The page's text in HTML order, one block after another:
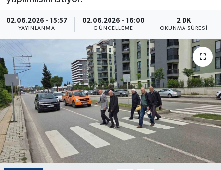
02.06.2026 - 15:57
YAYINLANMA
02.06.2026 - 16:00
GÜNCELLEME
2 DK
OKUNMA SÜRESI
Canlı Maç
ÇEVRE
Dış Haberler
Dünya
EĞİTİM
EKONOMİ
English News